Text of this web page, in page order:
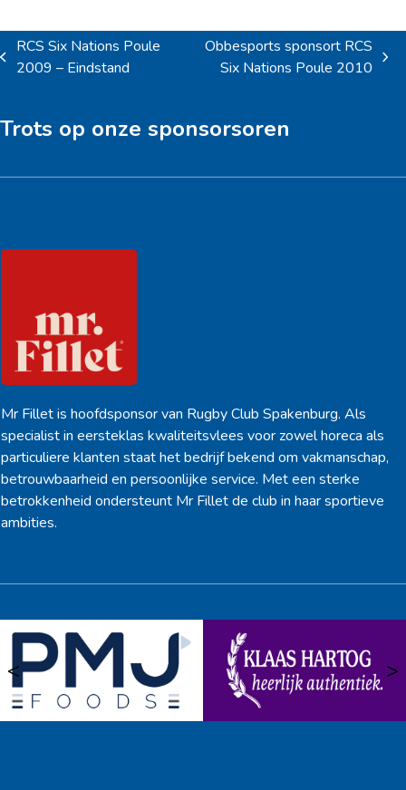
previous
RCS Six Nations Poule
2009 – Eindstand
Obbesports sponsort RCS
Six Nations Poule 2010
Trots op onze sponsorsoren
Mr Fillet is hoofdsponsor van Rugby Club Spakenburg. Als
specialist in eersteklas kwaliteitsvlees voor zowel horeca als
particuliere klanten staat het bedrijf bekend om vakmanschap,
betrouwbaarheid en persoonlijke service. Met een sterke
betrokkenheid ondersteunt Mr Fillet de club in haar sportieve
ambities.
< >